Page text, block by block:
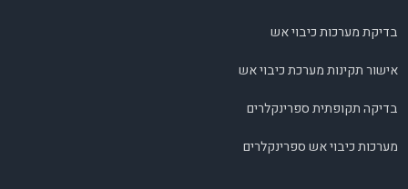
בדיקת מערכות כיבוי אש
אישור תקינות מערכת כיבוי אש
בדיקה תקופתית ספרינקלרים
מערכות כיבוי אש ספרינקלרים